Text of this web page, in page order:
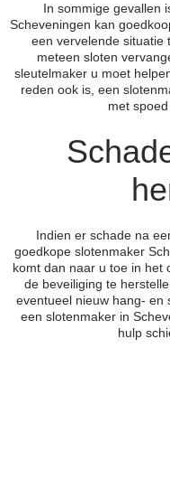
In sommige gevallen
Scheveningen kan
een vervelende situatie
meteen sloten
sleutelmaker u moet
reden ook is, een
met
Indien er schade na
goedkope slotenmaker
komt dan naar u toe in het
de beveiliging te
eventueel nieuw hang- en
een slotenmaker in
hulp